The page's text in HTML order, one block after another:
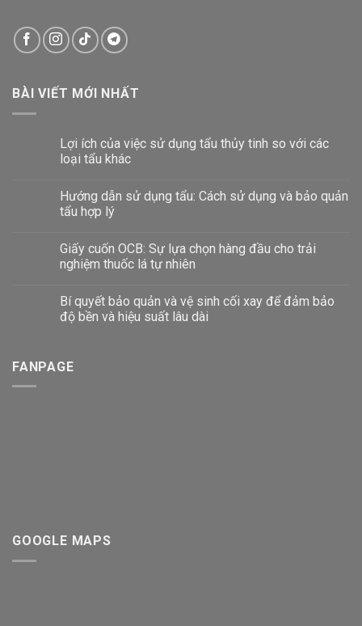
BÀI VIẾT MỚI NHẤT
Lợi ích của việc sử dụng tẩu thủy tinh so với các
loại tẩu khác
Hướng dẫn sử dụng tẩu: Cách sử dụng và bảo quản
tẩu hợp lý
Giấy cuốn OCB: Sự lựa chọn hàng đầu cho trải
nghiệm thuốc lá tự nhiên
Bí quyết bảo quản và vệ sinh cối xay để đảm bảo
độ bền và hiệu suất lâu dài
FANPAGE
GOOGLE MAPS